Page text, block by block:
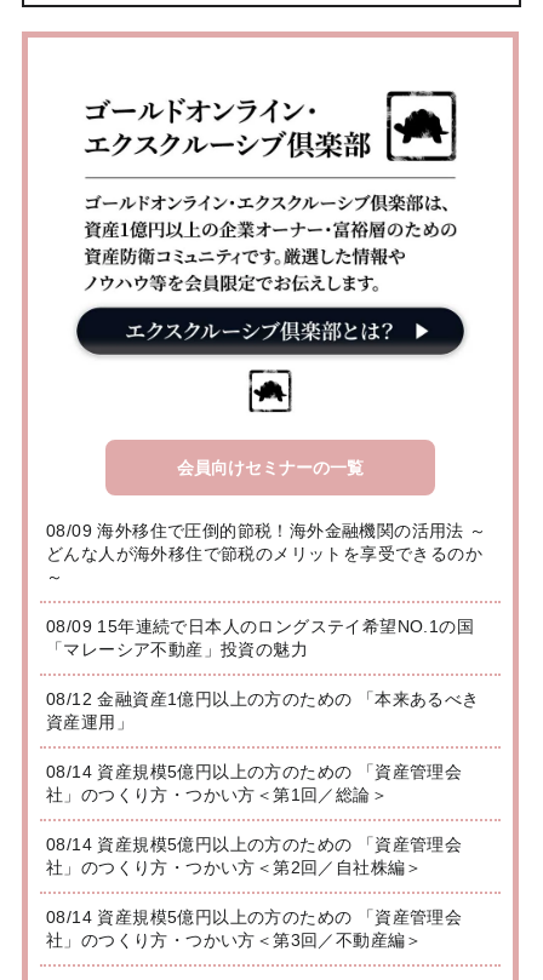
会員向けセミナーの一覧
08/09 海外移住で圧倒的節税！海外金融機関の活用法 ～
どんな人が海外移住で節税のメリットを享受できるのか
～
08/09 15年連続で日本人のロングステイ希望NO.1の国
「マレーシア不動産」投資の魅力
08/12 金融資産1億円以上の方のための 「本来あるべき
資産運用」
08/14 資産規模5億円以上の方のための 「資産管理会
社」のつくり方・つかい方＜第1回／総論＞
08/14 資産規模5億円以上の方のための 「資産管理会
社」のつくり方・つかい方＜第2回／自社株編＞
08/14 資産規模5億円以上の方のための 「資産管理会
社」のつくり方・つかい方＜第3回／不動産編＞